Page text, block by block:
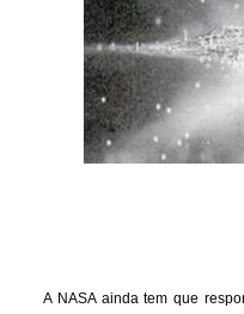
A NASA ainda tem que